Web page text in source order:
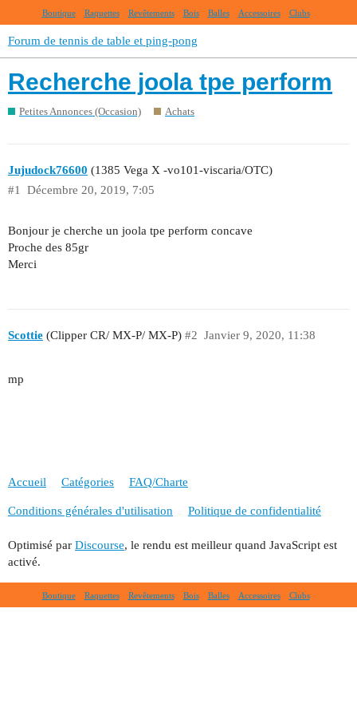
Boutique Raquettes Revêtements Bois Balles Accessoires Clubs
Forum de tennis de table et ping-pong
Recherche joola tpe perform
Petites Annonces (Occasion) Achats
Jujudock76600 (1385 Vega X -vo101-viscaria/OTC)
Décembre 20, 2019, 7:05
#1
Bonjour je cherche un joola tpe perform concave
Proche des 85gr
Merci
Scottie (Clipper CR/ MX-P/ MX-P) Janvier 9, 2020, 11:38
#2
mp
Accueil Catégories FAQ/Charte
Conditions générales d'utilisation Politique de confidentialité
Optimisé par Discourse, le rendu est meilleur quand JavaScript est
activé.
Boutique Raquettes Revêtements Bois Balles Accessoires Clubs